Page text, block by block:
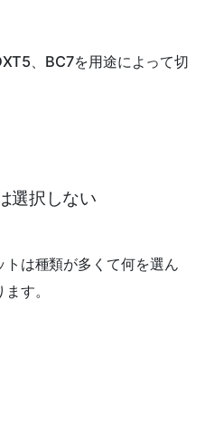
、BC7を用途によって切
選択しない
は種類が多くて何を選ん
す。